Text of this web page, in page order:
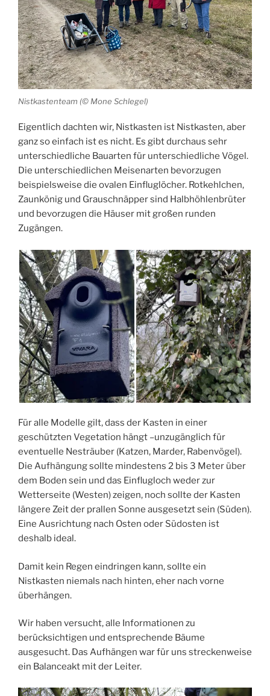
Nistkastenteam (© Mone Schlegel)
Eigentlich dachten wir, Nistkasten ist Nistkasten, aber
ganz so einfach ist es nicht. Es gibt durchaus sehr
unterschiedliche Bauarten für unterschiedliche Vögel.
Die unterschiedlichen Meisenarten bevorzugen
beispielsweise die ovalen Einfluglöcher. Rotkehlchen,
Zaunkönig und Grauschnäpper sind Halbhöhlenbrüter
und bevorzugen die Häuser mit großen runden
Zugängen.
Für alle Modelle gilt, dass der Kasten in einer
geschützten Vegetation hängt –unzugänglich für
eventuelle Nesträuber (Katzen, Marder, Rabenvögel).
Die Aufhängung sollte mindestens 2 bis 3 Meter über
dem Boden sein und das Einflugloch weder zur
Wetterseite (Westen) zeigen, noch sollte der Kasten
längere Zeit der prallen Sonne ausgesetzt sein (Süden).
Eine Ausrichtung nach Osten oder Südosten ist
deshalb ideal.
Damit kein Regen eindringen kann, sollte ein
Nistkasten niemals nach hinten, eher nach vorne
überhängen.
Wir haben versucht, alle Informationen zu
berücksichtigen und entsprechende Bäume
ausgesucht. Das Aufhängen war für uns streckenweise
ein Balanceakt mit der Leiter.